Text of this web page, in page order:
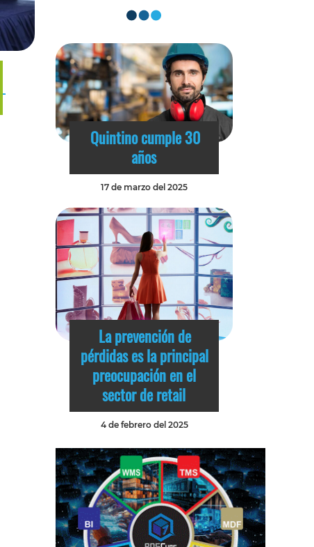
Quintino cumple 30
años
17 de marzo del 2025
La prevención de
pérdidas es la principal
preocupación en el
sector de retail
4 de febrero del 2025